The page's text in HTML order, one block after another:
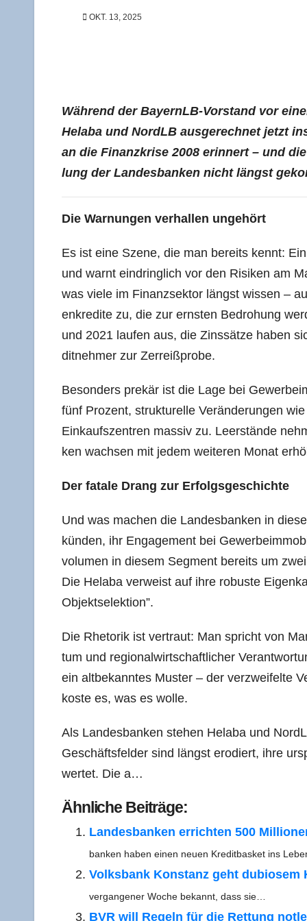
OKT. 13, 2025
Wäh­rend der Bay­ern­LB-Vor­stand vor
Hela­ba und NordLB aus­ge­rech­net jetzt
an die Finanz­kri­se 2008 erin­nert – und
lung der Lan­des­ban­ken nicht längst
Die War­nun­gen ver­hal­len ungehört
Es ist eine Sze­ne, die man bereits kennt:
und warnt ein­dring­lich vor den Risi­ken am
was vie­le im Finanz­sek­tor längst wis­sen –
en­kre­di­te zu, die zur erns­ten Bedro­hung
und 2021 lau­fen aus, die Zins­sät­ze haben
dit­neh­mer zur Zerreißprobe.
Beson­ders pre­kär ist die Lage bei
fünf Pro­zent, struk­tu­rel­le Ver­än­de­run­gen
Ein­kaufs­zen­tren mas­siv zu. Leer­stän­de
ken wach­sen mit jedem wei­te­ren Monat
Der fata­le Drang zur Erfolgsgeschichte
Und was machen die Lan­des­ban­ken in
kün­den, ihr Enga­ge­ment bei
vo­lu­men in die­sem Seg­ment bereits um
Die Hela­ba ver­weist auf ihre robus­te
Objektselektion”.
Die Rhe­to­rik ist ver­traut: Man spricht von
tum und regio­nal­wirt­schaft­li­cher
ein alt­be­kann­tes Mus­ter – der ver­zwei­fel­te
kos­te es, was es wolle.
Als Lan­des­ban­ken ste­hen Hela­ba und
Geschäfts­fel­der sind längst ero­diert, ihre
wer­tet. Die a…
Ähn­li­che Beiträge:
Lan­des­ban­ken errich­ten 500
ban­ken haben einen neu­en Kre­dit­bas­ket ins
Volks­bank Kon­stanz geht dubio­sem
ver­gan­ge­ner Woche bekannt, dass sie…
BVR will Regeln für die Ret­tung